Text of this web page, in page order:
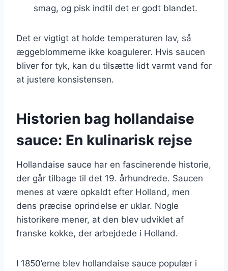
smag, og pisk indtil det er godt blandet.
Det er vigtigt at holde temperaturen lav, så
æggeblommerne ikke koagulerer. Hvis saucen
bliver for tyk, kan du tilsætte lidt varmt vand for
at justere konsistensen.
Historien bag hollandaise
sauce: En kulinarisk rejse
Hollandaise sauce har en fascinerende historie,
der går tilbage til det 19. århundrede. Saucen
menes at være opkaldt efter Holland, men
dens præcise oprindelse er uklar. Nogle
historikere mener, at den blev udviklet af
franske kokke, der arbejdede i Holland.
I 1850’erne blev hollandaise sauce populær i